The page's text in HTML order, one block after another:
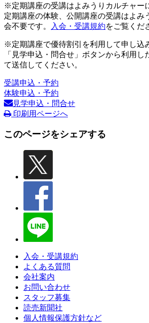
※定期講座の受講はよみうりカルチャー
定期講座の体験、公開講座の受講はよみ
会不要です。
入会・受講規約をご覧くだ
※定期講座で優待割引を利用して申し込
「見学申込・問合せ」ボタンから利用し
て送信してください。
受講申込・予約
体験申込・予約
見学申込・問合せ
印刷用ページへ
このページをシェアする
入会・受講規約
よくある質問
会社案内
お問い合わせ
スタッフ募集
読売新聞社
個人情報保護方針など